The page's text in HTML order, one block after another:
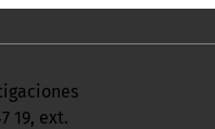
19, ext.